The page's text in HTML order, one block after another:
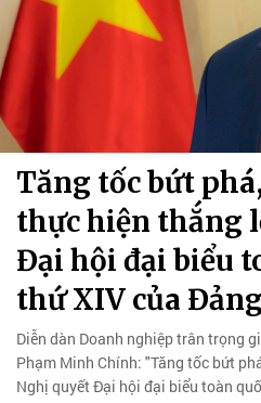
Tăng tốc bứt
thực hiện thắng
Đại hội đại biểu
thứ XIV của Đảng
Diễn dàn Doanh nghiệp trân trọng
Phạm Minh Chính: "Tăng tốc bứt
Nghị quyết Đại hội đại biểu toàn